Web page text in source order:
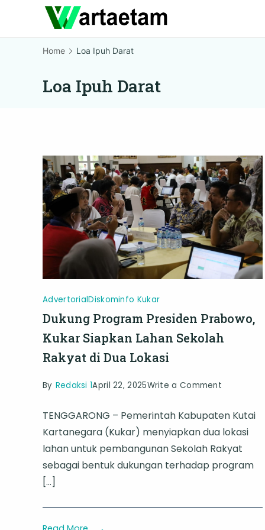
Home Loa Ipuh Darat
Loa Ipuh Darat
AdvertorialDiskominfo Kukar
Dukung Program Presiden Prabowo,
Kukar Siapkan Lahan Sekolah
Rakyat di Dua Lokasi
By Redaksi 1April 22, 2025Write a Comment
Program
Presiden
Prabowo,
Kukar
Lahan
TENGGARONG – Pemerintah Kabupaten Kutai
Kartanegara (Kukar) menyiapkan dua lokasi
lahan untuk pembangunan Sekolah Rakyat
sebagai bentuk dukungan terhadap program
[…]